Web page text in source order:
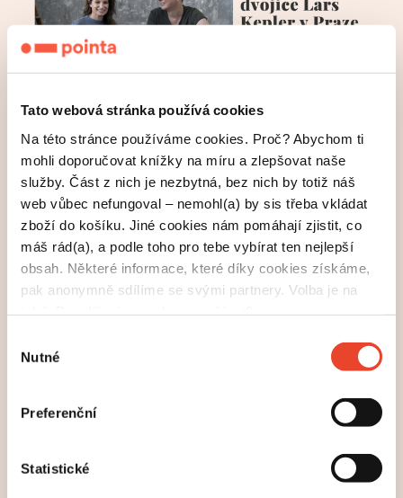
Tato webová stránka používá cookies
Na této stránce používáme cookies. Proč? Abychom ti
mohli doporučovat knížky na míru a zlepšovat naše
služby. Část z nich je nezbytná, bez nich by totiž náš
web vůbec nefungoval – nemohl(a) by sis třeba vkládat
zboží do košíku. Jiné cookies nám pomáhají zjistit, co
máš rád(a), a podle toho pro tebe vybírat ten nejlepší
obsah. Některé informace, které díky cookies získáme,
pak anonymně sdílíme se svými partnery. Volba je na
souhlasu
Nutné
Preferenční
Statistické
Ve dnech 8. a 9. dubna si hvězdná autorská
manželská dvojice píšící pod pseudonymem
Keplerzopakuje návštěvu Prahy. Do Česka poprvé
zavítali v roce 2011 u příležitosti vydání druhého
svazku jejich světově proslulé série s komisařem
Joonou Linou. Nyní je knih už sedm, série vychází ve
více než čtyřiceti zemích světa a prodalo se přes
třináct milionů výtisků. Jen v České republice se jich
prodalo téměř půl milionu.
Jeden z nejvlivnějších světových spisovatelů druhé
poloviny 20. století oslavil 1. dubna devadesáté